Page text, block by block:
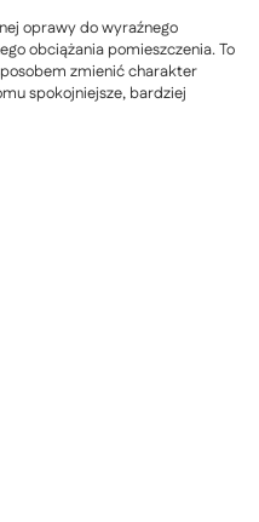
oprawy do wyraźnego
obciążania pomieszczenia. To
zmienić charakter
spokojniejsze, bardziej